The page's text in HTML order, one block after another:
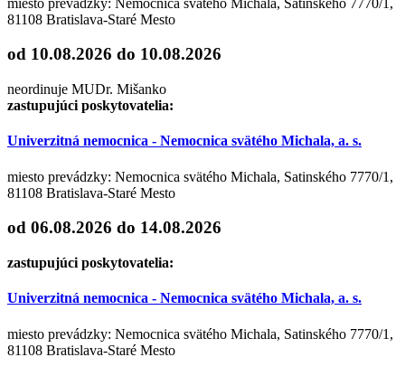
81108 Bratislava-Staré Mesto
od 10.08.2026 do 10.08.2026
neordinuje MUDr. Mišanko
zastupujúci poskytovatelia:
Univerzitná nemocnica - Nemocnica svätého Michala, a. s.
miesto prevádzky: Nemocnica svätého Michala, Satinského 7770/1,
81108 Bratislava-Staré Mesto
od 06.08.2026 do 14.08.2026
zastupujúci poskytovatelia:
Univerzitná nemocnica - Nemocnica svätého Michala, a. s.
miesto prevádzky: Nemocnica svätého Michala, Satinského 7770/1,
81108 Bratislava-Staré Mesto